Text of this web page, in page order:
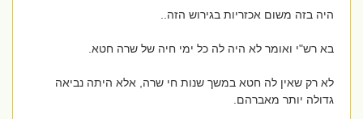
היה בזה משום אכזריות בגירוש הזה..
בא רש"י ואומר לא היה לה כל ימי חיה של שרה חטא.
לא רק שאין לה חטא במשך שנות חי שרה, אלא היתה נביאה
גדולה יותר מאברהם.